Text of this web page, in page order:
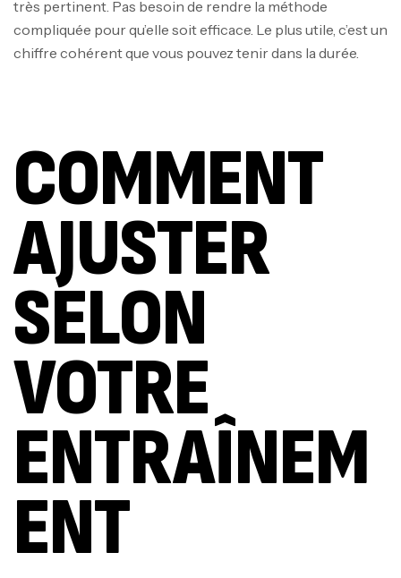
très pertinent. Pas besoin de rendre la méthode
compliquée pour qu’elle soit efficace. Le plus utile, c’est un
chiffre cohérent que vous pouvez tenir dans la durée.
COMMENT
AJUSTER
SELON
VOTRE
ENTRAÎNEM
ENT